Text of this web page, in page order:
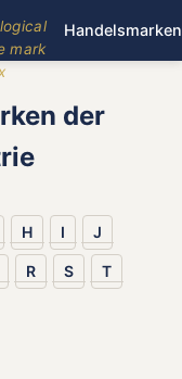
mark
Handelsmarken
der
H I J
R S T